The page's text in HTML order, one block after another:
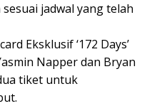
jadwal yang telah
Eksklusif ‘172 Days’
Napper dan Bryan
tiket untuk